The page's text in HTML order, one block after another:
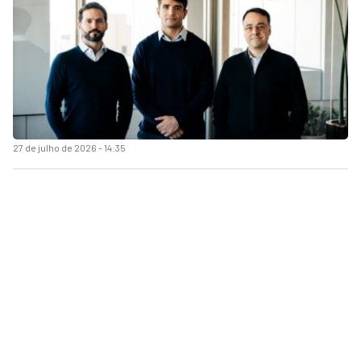
27 de julho de 2026 - 14:35